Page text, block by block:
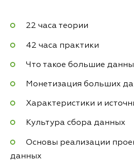
22 часа теории
42 часа практики
Что такое большие
Монетизация больших
Характеристики и
Культура сбора данных
Основы реализации
данных